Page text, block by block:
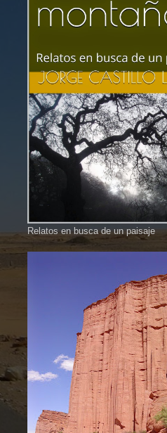
Relatos en busca de un paisaje